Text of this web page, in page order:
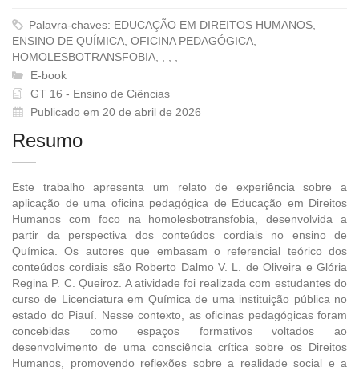
Palavra-chaves: EDUCAÇÃO EM DIREITOS HUMANOS,
ENSINO DE QUÍMICA, OFICINA PEDAGÓGICA,
HOMOLESBOTRANSFOBIA, , , ,
E-book
GT 16 - Ensino de Ciências
Publicado em 20 de abril de 2026
Resumo
Este trabalho apresenta um relato de experiência sobre a
aplicação de uma oficina pedagógica de Educação em Direitos
Humanos com foco na homolesbotransfobia, desenvolvida a
partir da perspectiva dos conteúdos cordiais no ensino de
Química. Os autores que embasam o referencial teórico dos
conteúdos cordiais são Roberto Dalmo V. L. de Oliveira e Glória
Regina P. C. Queiroz. A atividade foi realizada com estudantes do
curso de Licenciatura em Química de uma instituição pública no
estado do Piauí. Nesse contexto, as oficinas pedagógicas foram
concebidas como espaços formativos voltados ao
desenvolvimento de uma consciência crítica sobre os Direitos
Humanos, promovendo reflexões sobre a realidade social e a